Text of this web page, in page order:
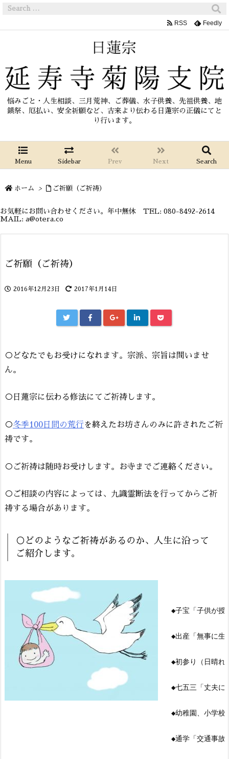
悩みごと・人生相談、三月荒神、ご葬儀、水子供養、先祖供養、地
鎮祭、厄払い、安全祈願など、古来より伝わる日蓮宗の正儀にてと
り行います。
Menu Sidebar Prev Next Search
RSS Feedly
ホーム > ご祈願（ご祈祷）
お気軽にお問い合わせください。年中無休 TEL: 080-8492-2614
MAIL: a@otera.co
ご祈願（ご祈祷）
2016年12月23日 2017年1月14日
○どなたでもお受けになれます。宗派、宗旨は問いませ
ん。
○日蓮宗に伝わる修法にてご祈祷します。
○冬季100日間の荒行を終えたお坊さんのみに許されたご祈
祷です。
○ご祈祷は随時お受けします。お寺までご連絡ください。
○ご相談の内容によっては、九識霊断法を行ってからご祈
祷する場合があります。
○どのようなご祈祷があるのか、人生に沿って
ご紹介します。
◆子宝「子供が授
◆出産「無事に生
◆初参り（日晴れ
◆七五三「丈夫に
◆幼稚園、小学校
◆通学「交通事故